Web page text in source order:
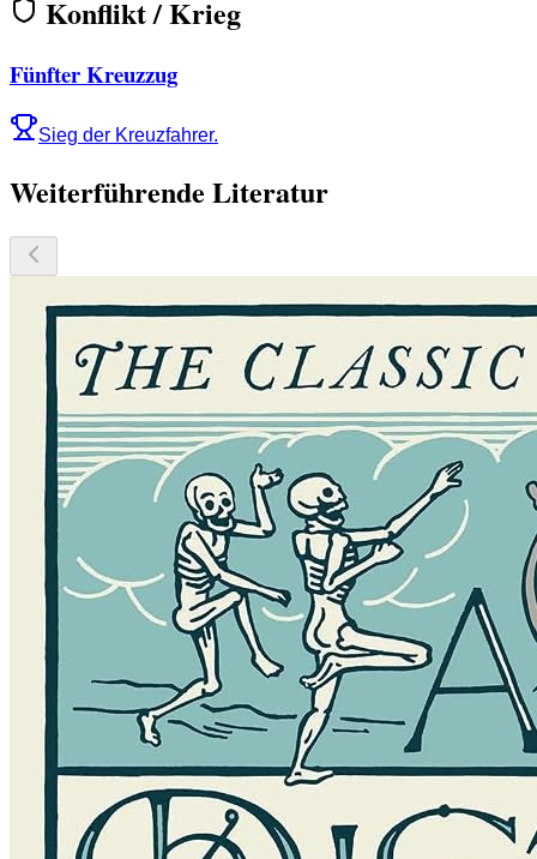
Konflikt / Krieg
Fünfter Kreuzzug
Sieg der Kreuzfahrer.
Weiterführende Literatur